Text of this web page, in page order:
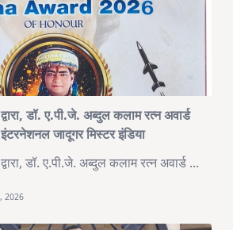
डॉ. ए.पी.जे. अब्दुल कलाम रत्न अवार्ड
जादूगर मिस्टर इंडिया
डॉ. ए.पी.जे. अब्दुल कलाम रत्न अवार्ड ...
2026